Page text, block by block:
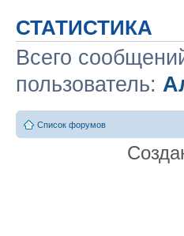
СТАТИСТИКА
Всего
пользователь:
Список форумов